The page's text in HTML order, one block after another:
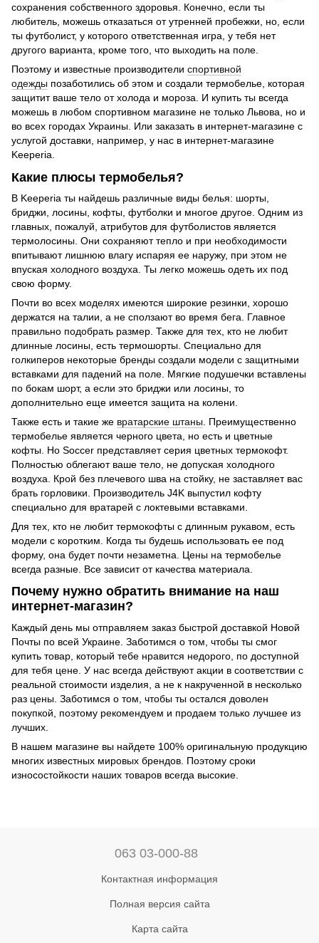
сохранения собственного здоровья. Конечно, если ты
любитель, можешь отказаться от утренней пробежки, но, если
ты футболист, у которого ответственная игра, у тебя нет
другого варианта, кроме того, что выходить на поле.
Поэтому и известные производители спортивной
одежды позаботились об этом и создали термобелье, которая
защитит ваше тело от холода и мороза. И купить ты всегда
можешь в любом спортивном магазине не только Львова, но и
во всех городах Украины. Или заказать в интернет-магазине с
услугой доставки, например, у нас в интернет-магазине
Keeperia.
Какие плюсы термобелья?
В Keeperia ты найдешь различные виды белья: шорты,
бриджи, лосины, кофты, футболки и многое другое. Одним из
главных, пожалуй, атрибутов для футболистов является
термолосины. Они сохраняют тепло и при необходимости
впитывают лишнюю влагу испаряя ее наружу, при этом не
впуская холодного воздуха. Ты легко можешь одеть их под
свою форму.
Почти во всех моделях имеются широкие резинки, хорошо
держатся на талии, а не сползают во время бега. Главное
правильно подобрать размер. Также для тех, кто не любит
длинные лосины, есть термошорты. Специально для
голкиперов некоторые бренды создали модели с защитными
вставками для падений на поле. Мягкие подушечки вставлены
по бокам шорт, а если это бриджи или лосины, то
дополнительно еще имеется защита на колени.
Также есть и такие же вратарские штаны . Преимущественно
термобелье является черного цвета, но есть и цветные
кофты. Ho Soccer представляет серия цветных термокофт.
Полностью облегают ваше тело, не допуская холодного
воздуха. Крой без плечевого шва на стойку, не заставляет вас
брать горловики. Производитель J4K выпустил кофту
специально для вратарей с локтевыми вставками.
Для тех, кто не любит термокофты с длинным рукавом, есть
модели с коротким. Когда ты будешь использовать ее под
форму, она будет почти незаметна. Цены на термобелье
всегда разные. Все зависит от качества материала.
Почему нужно обратить внимание на наш
интернет-магазин?
Каждый день мы отправляем заказ быстрой доставкой Новой
Почты по всей Украине. Заботимся о том, чтобы ты смог
купить товар, который тебе нравится недорого, по доступной
для тебя цене. У нас всегда действуют акции в соответствии с
реальной стоимости изделия, а не к накрученной в несколько
раз цены. Заботимся о том, чтобы ты остался доволен
покупкой, поэтому рекомендуем и продаем только лучшее из
лучших.
В нашем магазине вы найдете 100% оригинальную продукцию
многих известных мировых брендов. Поэтому сроки
износостойкости наших товаров всегда высокие.
063 03-000-88
Контактная информация
Полная версия сайта
Карта сайта